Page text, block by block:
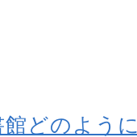
館どのよう